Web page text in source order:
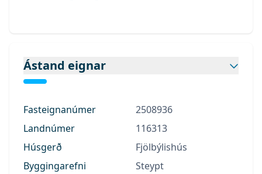
Ástand eignar
Fasteignanúmer
2508936
Landnúmer
116313
Húsgerð
Fjölbýlishús
Byggingarefni
Steypt